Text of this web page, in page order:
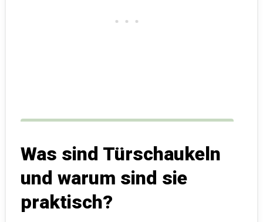
Was sind Türschaukeln
und warum sind sie
praktisch?